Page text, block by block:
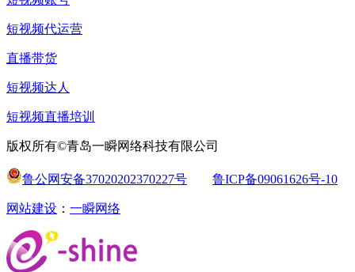
短视频代运营
直播带货
短视频达人
短视频直播培训
版权所有©青岛一瞬网络科技有限公司
鲁公网安备37020202370227号 鲁ICP备09061626号-10
网站建设 ： 一瞬网络